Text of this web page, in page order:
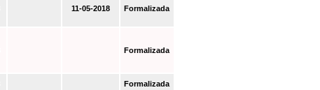
11-05-2018 Formalizada
Formalizada
Formalizada